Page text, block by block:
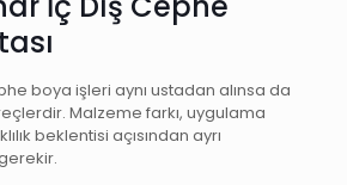
boya işleri aynı ustadan alınsa da
Malzeme farkı, uygulama
beklentisi açısından ayrı